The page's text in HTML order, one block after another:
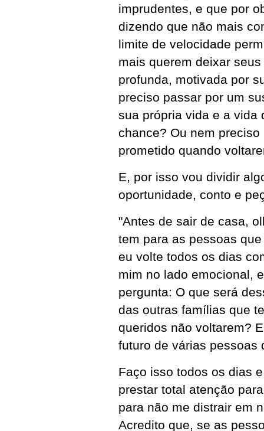
imprudentes, e que por
dizendo que não mais
limite de velocidade
mais querem deixar
profunda, motivada por
preciso passar por um
sua própria vida e a vida
chance? Ou nem
prometido quando
E, por isso vou dividir
oportunidade, conto e
"Antes de sair de casa,
tem para as pessoas
eu volte todos os dias
mim no lado emocional,
pergunta: O que será
das outras famílias que
queridos não voltarem?
futuro de várias pessoas
Faço isso todos os dias
prestar total atenção
para não me distrair em
Acredito que, se as